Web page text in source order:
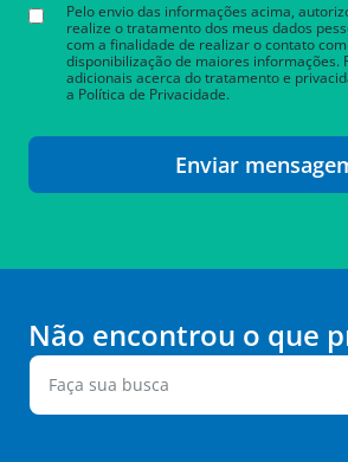
Pelo envio das informações acima,
realize o tratamento dos meus dados
com a finalidade de realizar o contato
disponibilização de maiores informações.
adicionais acerca do tratamento e
a Política de Privacidade.
Enviar
Não encontrou o que